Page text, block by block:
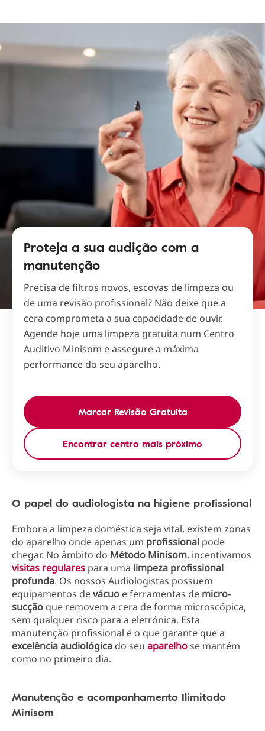
Proteja a sua audição com a
manutenção
Precisa de filtros novos, escovas de limpeza ou
de uma revisão profissional? Não deixe que a
cera comprometa a sua capacidade de ouvir.
Agende hoje uma limpeza gratuita num Centro
Auditivo Minisom e assegure a máxima
performance do seu aparelho.
Marcar Revisão Gratuita
Encontrar centro mais próximo
O papel do audiologista na higiene profissional
Embora a limpeza doméstica seja vital, existem zonas
do aparelho onde apenas um profissional pode
chegar. No âmbito do Método Minisom, incentivamos
visitas regulares para uma limpeza profissional
profunda. Os nossos Audiologistas possuem
equipamentos devácuo e ferramentas de micro-
sucção que removem a cera de forma microscópica,
sem qualquer risco para a eletrónica. Esta
manutenção profissional é o que garante que a
excelência audiológica do seu aparelhose mantém
como no primeiro dia.
Manutenção e acompanhamento Ilimitado
Minisom